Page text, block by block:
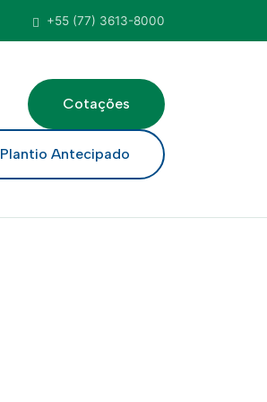
+55 (77) 3613-8000
Cotações
Plantio Antecipado